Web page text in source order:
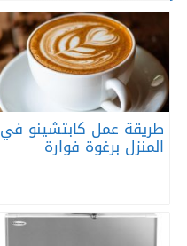
طريقة عمل كابتشينو في
المنزل برغوة فوارة